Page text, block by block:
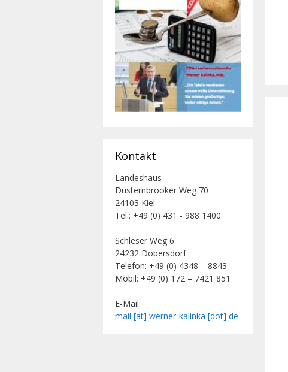
Kontakt
Landeshaus
Düsternbrooker Weg 70
24103 Kiel
Tel.: +49 (0) 431 - 988 1400
Schleser Weg 6
24232 Dobersdorf
Telefon: +49 (0) 4348 – 8843
Mobil: +49 (0) 172 – 7421 851
E-Mail:
mail [at] werner-kalinka [dot] de